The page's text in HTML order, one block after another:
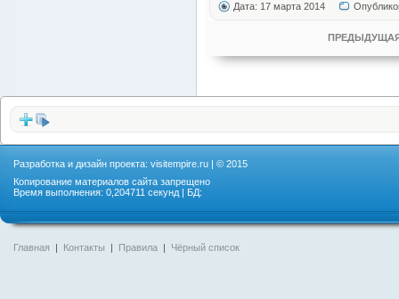
Дата: 17 марта 2014
Разработка и дизайн проекта: visitempire.ru | © 2015
Копирование материалов сайта запрещено
Время выполнения: 0,204711 секунд | БД:
Главная | Контакты | Правила | Чёрный список